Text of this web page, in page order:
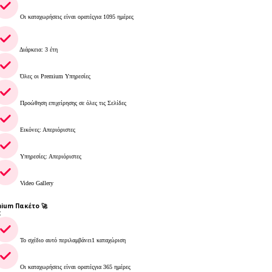
Οι καταχωρήσεις είναι ορατέςγια 1095 ημέρες
Διάρκεια: 3 έτη
Όλες οι Premium Υπηρεσίες
Προώθηση επιχείρησης σε όλες τις Σελίδες
Εικόνες: Απεριόριστες
Υπηρεσίες: Απεριόριστες
Video Gallery
Πακέτο 🚀
Το σχέδιο αυτό περιλαμβάνει1 καταχώριση
Οι καταχωρήσεις είναι ορατέςγια 365 ημέρες